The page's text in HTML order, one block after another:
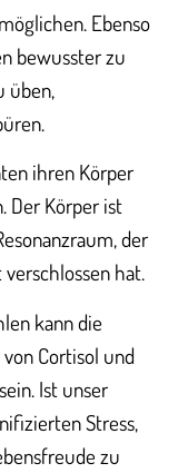
Ebenso
bewusster zu
üben,
ihren Körper
Der Körper ist
der
hat.
kann die
Cortisol und
Ist unser
Stress,
zu